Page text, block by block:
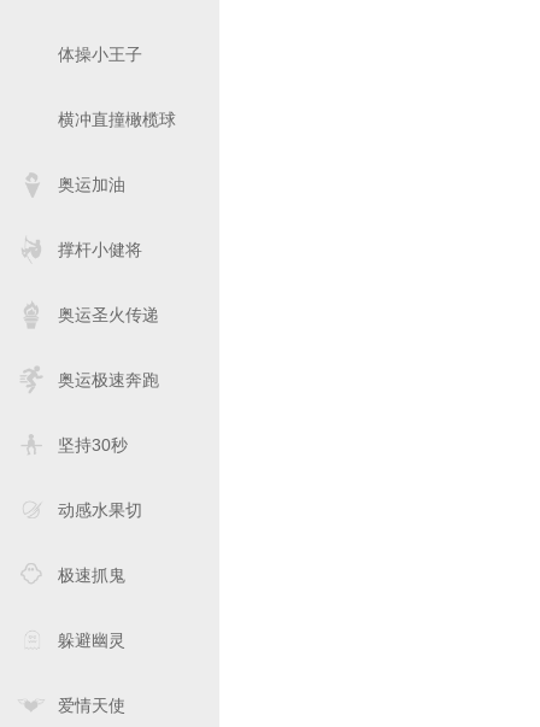
体操小王子
横冲直撞橄榄球
奥运加油
撑杆小健将
奥运圣火传递
奥运极速奔跑
坚持30秒
动感水果切
极速抓鬼
躲避幽灵
爱情天使